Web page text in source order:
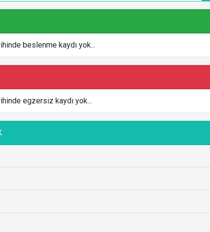
beslenme kaydı yok...
egzersiz kaydı yok...